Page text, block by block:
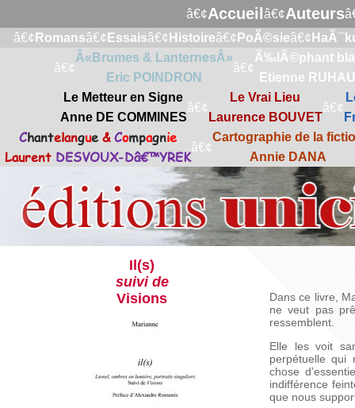
â€¢Accueil â€¢Auteurs
â€¢ Romansâ€¢ Essaisâ€¢ Histoireâ€¢ PoÃ©sieâ€¢
â€¢
Â«Brumes & LanternesÂ»
Eric POINDRON
â€¢
Ã‰lÃ©phant
Etienne
Le Metteur en Signe
Anne DE COMMINES
â€¢
Le Vrai Lieu
Laurence BOUVET
â€¢
Chantelangue & Compagnie
Laurent DESVOUX-Dâ€™YREK
â€¢
Cartographie de la
Annie DANA
Il(s)
suivi de
Visions
Dans ce livre,
ne veut pas
ressemblent.
Elle les voit
perpétuelle qui
chose
indifférence
que nous